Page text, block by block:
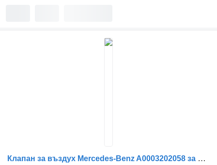
Клапан за въздух Mercedes-Benz A0003202058 за автобус Setra 412 415 MERCEDES-BENZ Tourismo Travego Integro